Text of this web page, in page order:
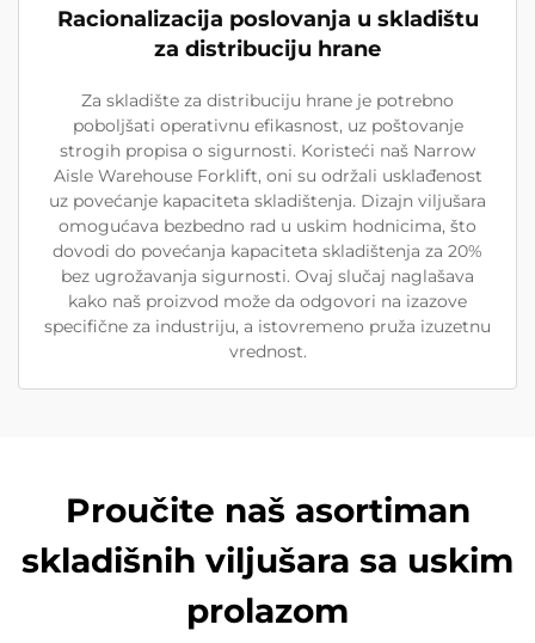
Racionalizacija poslovanja u skladištu
za distribuciju hrane
Za skladište za distribuciju hrane je potrebno
poboljšati operativnu efikasnost, uz poštovanje
strogih propisa o sigurnosti. Koristeći naš Narrow
Aisle Warehouse Forklift, oni su održali usklađenost
uz povećanje kapaciteta skladištenja. Dizajn viljušara
omogućava bezbedno rad u uskim hodnicima, što
dovodi do povećanja kapaciteta skladištenja za 20%
bez ugrožavanja sigurnosti. Ovaj slučaj naglašava
kako naš proizvod može da odgovori na izazove
specifične za industriju, a istovremeno pruža izuzetnu
vrednost.
Proučite naš asortiman
skladišnih viljušara sa uskim
prolazom